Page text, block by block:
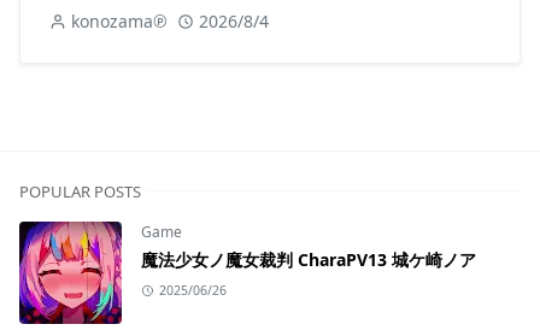
konozama℗ 2026/8/4
POPULAR POSTS
Game
魔法少女ノ魔女裁判 CharaPV13 城ケ崎ノア
2025/06/26